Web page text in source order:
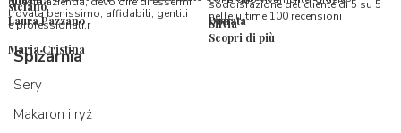
stefano
Laura Pazzano
trovata benissimo, affidabili, gentili
e professionali.r
Maria Cristina
Donata
Silvia
soddisfazione del cliente di 5 su 5
nelle ultime 100 recensioni
Scopri di più
Spiżarnia
Sery
Makaron i ryż